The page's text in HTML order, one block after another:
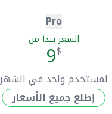
Pro
السعر يبدأ من
$
9
لمستخدم واحد في الشهر
إطلع جميع الأسعار